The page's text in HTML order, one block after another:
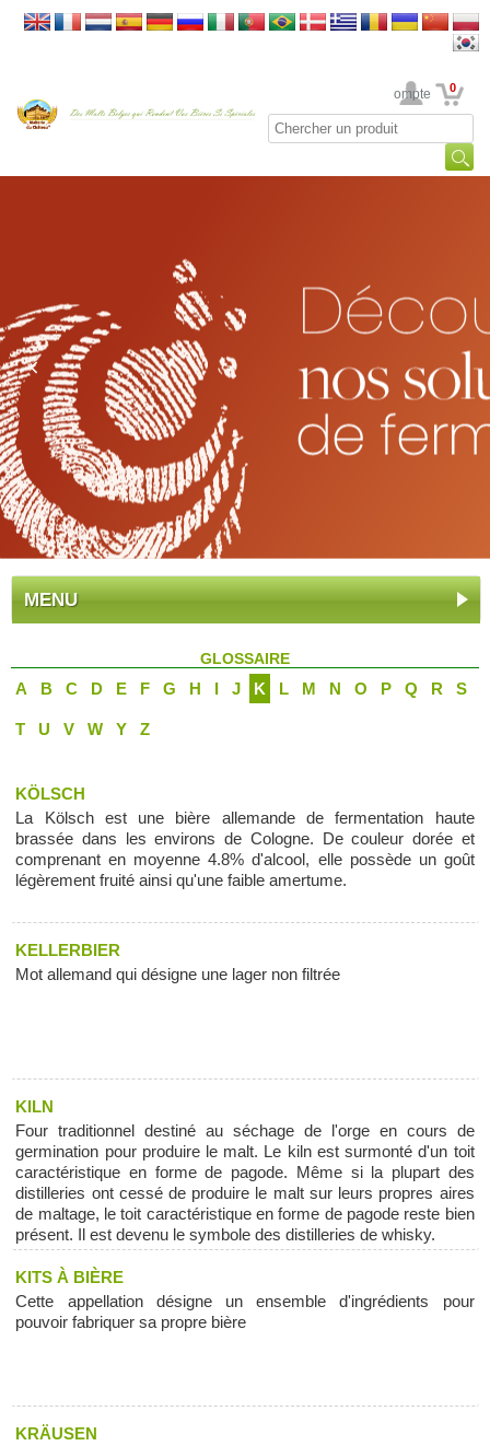
Votre Compte 0
MENU
GLOSSAIRE
A B C D E F G H I J K L M N O P Q R S
T U V W Y Z
KÖLSCH
La Kölsch est une bière allemande de fermentation haute
brassée dans les environs de Cologne. De couleur dorée et
comprenant en moyenne 4.8% d'alcool, elle possède un goût
légèrement fruité ainsi qu'une faible amertume.
KELLERBIER
Mot allemand qui désigne une lager non filtrée
KILN
Four traditionnel destiné au séchage de l'orge en cours de
germination pour produire le malt. Le kiln est surmonté d'un toit
caractéristique en forme de pagode. Même si la plupart des
distilleries ont cessé de produire le malt sur leurs propres aires
de maltage, le toit caractéristique en forme de pagode reste bien
présent. Il est devenu le symbole des distilleries de whisky.
KITS À BIÈRE
Cette appellation désigne un ensemble d'ingrédients pour
pouvoir fabriquer sa propre bière
KRÄUSEN